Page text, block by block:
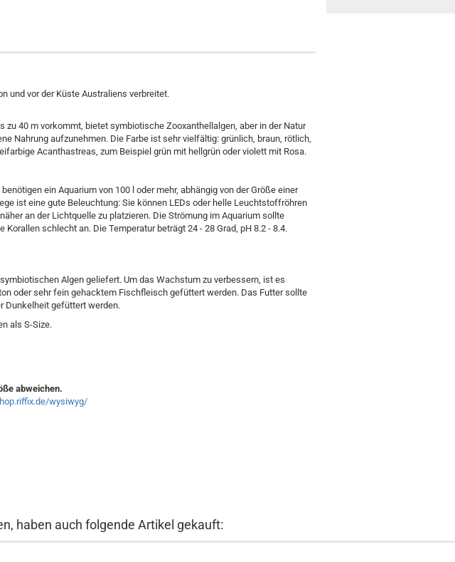
und vor der Küste Australiens verbreitet.
zu 40 m vorkommt, bietet symbiotische Zooxanthellalgen, aber in der Natur
Nahrung aufzunehmen. Die Farbe ist sehr vielfältig: grünlich, braun, rötlich,
Acanthastreas, zum Beispiel grün mit hellgrün oder violett mit Rosa.
ein Aquarium von 100 l oder mehr, abhängig von der Größe einer
ist eine gute Beleuchtung: Sie können LEDs oder helle Leuchtstoffröhren
an der Lichtquelle zu platzieren. Die Strömung im Aquarium sollte
schlecht an. Die Temperatur beträgt 24 - 28 Grad, pH 8.2 - 8.4.
Algen geliefert. Um das Wachstum zu verbessern, ist es
oder sehr fein gehacktem Fischfleisch gefüttert werden. Das Futter sollte
Dunkelheit gefüttert werden.
als S-Size.
abweichen.
wysiwyg/
haben auch folgende Artikel gekauft: